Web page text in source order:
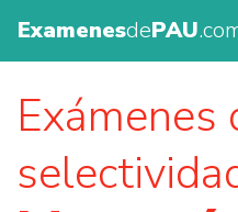
ExamenesdePAU
Exámenes